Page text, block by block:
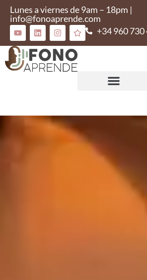
Lunes a viernes de 9am – 18pm |
info@fonoaprende.com
+34 960 730